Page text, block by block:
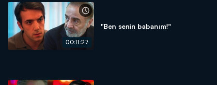
00:11:27
"Ben senin babanım!"